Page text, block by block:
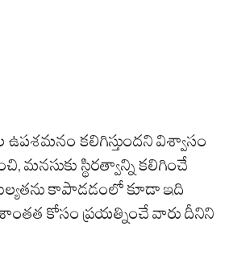
కలిగిస్తుందని విశ్వాసం
మనసుకు స్థిరత్వాన్ని కలిగించే
కాపాడడంలో కూడా ఇది
కోసం ప్రయత్నించే వారు దీనిని